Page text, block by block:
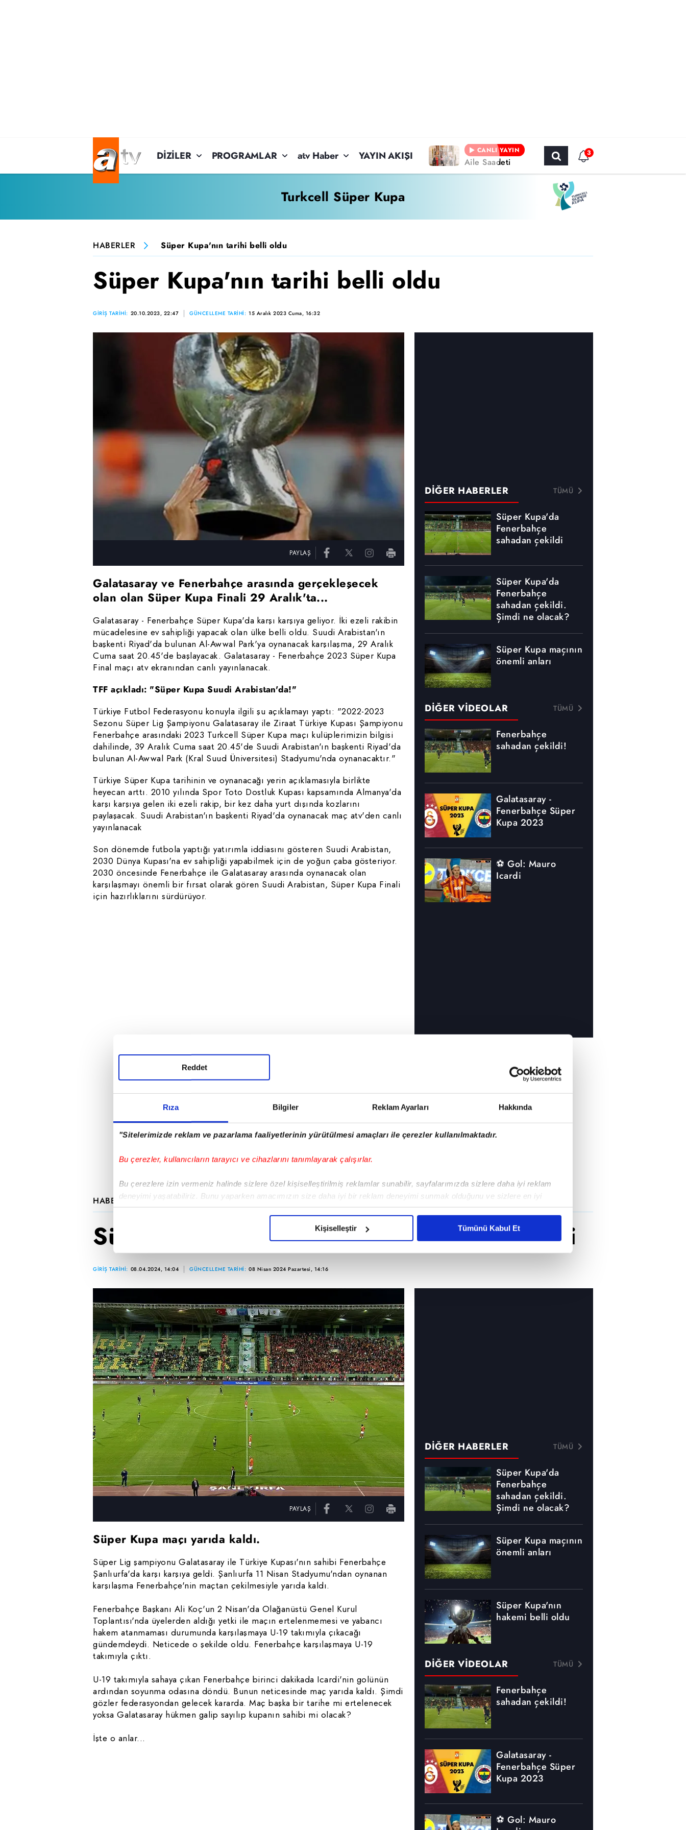
Rıza Bilgiler Reklam Ayarları Hakkında
"Sitelerimizde reklam ve pazarlama faaliyetlerinin yürütülmesi amaçları ile çerezler kullanılmaktadır.
Bu çerezler, kullanıcıların tarayıcı ve cihazlarını tanımlayarak çalışırlar.
Bu çerezlere izin vermeniz halinde sizlere özel kişiselleştirilmiş reklamlar sunabilir, sayfalarımızda sizlere daha iyi reklam
deneyimi yaşatabiliriz. Bunu yaparken amacımızın size daha iyi bir reklam deneyimi sunmak olduğunu ve sizlere en iyi
içerikleri sunabilmek adına elimizden gelen çabayı gösterdiğimizi ve bu noktada, reklamların maliyetlerimizi karşılamak
Sizlere daha iyi bir hizmet sunabilmek için İnternet Sitemizde kendimize ve üçüncü kişilere ait çerezler kullanılmaktadır. Bu
reklam/pazarlama faaliyetlerinin yapılması, amaçlarıyla sınırlı olarak açık rızanız dahilinde kullanılacaktır.
Çerezlere ilişkin tercihlerinizi aşağıda yer alan panel vasıtasıyla belirleyebilirsiniz. Çerezlere ilişkin detaylı bilgi için Ayarlar
butonuna tıklayabilir,Çerez Bilgilendirme Metnimiziziyaret edebilirsiniz.
6698 sayılı Kişisel Verilerin Korunması Kanunu uyarınca hazırlanmış Aydınlatma Metnimizi okumak ve sitemizde ilgili
mevzuata uygun olarak kullanılan çerezlerle ilgili bilgi almak için lütfentıklayınız
Reddet
Kişiselleştir Tümünü Kabul Et
DİZİLER PROGRAMLAR atv Haber YAYIN AKIŞI CANLI YAYIN
Aile Saadeti
3
Turkcell Süper Kupa
HABERLER Süper Kupa'nın tarihi belli oldu
Süper Kupa'nın tarihi belli oldu
GİRİŞ TARİHİ: 20.10.2023, 22:47 GÜNCELLEME TARİHİ: 15 Aralık 2023 Cuma, 16:32
PAYLAŞ
Galatasaray ve Fenerbahçe arasında gerçekleşecek
olan olan Süper Kupa Finali 29 Aralık'ta...
Galatasaray - Fenerbahçe Süper Kupa'da karşı karşıya geliyor. İki ezeli rakibin
mücadelesine ev sahipliği yapacak olan ülke belli oldu. Suudi Arabistan'ın
başkenti Riyad'da bulunan Al-Awwal Park'ya oynanacak karşılaşma, 29 Aralık
Cuma saat 20.45'de başlayacak. Galatasaray - Fenerbahçe 2023 Süper Kupa
Final maçı atv ekranından canlı yayınlanacak.
TFF açıkladı: "Süper Kupa Suudi Arabistan'da!"
Türkiye Futbol Federasyonu konuyla ilgili şu açıklamayı yaptı: "2022-2023
Sezonu Süper Lig Şampiyonu Galatasaray ile Ziraat Türkiye Kupası Şampiyonu
Fenerbahçe arasındaki 2023 Turkcell Süper Kupa maçı kulüplerimizin bilgisi
dahilinde, 39 Aralık Cuma saat 20.45'de Suudi Arabistan'ın başkenti Riyad'da
bulunan Al-Awwal Park (Kral Suud Üniversitesi) Stadyumu'nda oynanacaktır."
Türkiye Süper Kupa tarihinin ve oynanacağı yerin açıklamasıyla birlikte
heyecan arttı. 2010 yılında Spor Toto Dostluk Kupası kapsamında Almanya'da
karşı karşıya gelen iki ezeli rakip, bir kez daha yurt dışında kozlarını
paylaşacak. Suudi Arabistan'ın başkenti Riyad'da oynanacak maç atv'den canlı
yayınlanacak
Son dönemde futbola yaptığı yatırımla iddiasını gösteren Suudi Arabistan,
2030 Dünya Kupası'na ev sahipliği yapabilmek için de yoğun çaba gösteriyor.
2030 öncesinde Fenerbahçe ile Galatasaray arasında oynanacak olan
karşılaşmayı önemli bir fırsat olarak gören Suudi Arabistan, Süper Kupa Finali
için hazırlıklarını sürdürüyor.
DİĞER HABERLER TÜMÜ
Süper Kupa'da
Fenerbahçe
sahadan çekildi
Süper Kupa'da
Fenerbahçe
sahadan çekildi.
Şimdi ne olacak?
Süper Kupa maçının
önemli anları
DİĞER VİDEOLAR TÜMÜ
Fenerbahçe
sahadan çekildi!
Galatasaray -
Fenerbahçe Süper
Kupa 2023
⚽ Gol: Mauro
Icardi
HABERLER Süper Kupa'da Fenerbahçe sahadan çekildi
Süper Kupa'da Fenerbahçe sahadan çekildi
GİRİŞ TARİHİ: 08.04.2024, 14:04 GÜNCELLEME TARİHİ: 08 Nisan 2024 Pazartesi, 14:16
PAYLAŞ
Süper Kupa maçı yarıda kaldı.
Süper Lig şampiyonu Galatasaray ile Türkiye Kupası'nın sahibi Fenerbahçe
Şanlıurfa'da karşı karşıya geldi. Şanlıurfa 11 Nisan Stadyumu'ndan oynanan
karşılaşma Fenerbahçe'nin maçtan çekilmesiyle yarıda kaldı.
Fenerbahçe Başkanı Ali Koç'un 2 Nisan'da Olağanüstü Genel Kurul
Toplantısı'nda üyelerden aldığı yetki ile maçın ertelenmemesi ve yabancı
hakem atanmaması durumunda karşılaşmaya U-19 takımıyla çıkacağı
gündemdeydi. Neticede o şekilde oldu. Fenerbahçe karşılaşmaya U-19
takımıyla çıktı.
U-19 takımıyla sahaya çıkan Fenerbahçe birinci dakikada Icardi'nin golünün
ardından soyunma odasına döndü. Bunun neticesinde maç yarıda kaldı. Şimdi
gözler federasyondan gelecek kararda. Maç başka bir tarihe mi ertelenecek
yoksa Galatasaray hükmen galip sayılıp kupanın sahibi mi olacak?
İşte o anlar...
DİĞER HABERLER TÜMÜ
Süper Kupa'da
Fenerbahçe
sahadan çekildi.
Şimdi ne olacak?
Süper Kupa maçının
önemli anları
Süper Kupa'nın
hakemi belli oldu
DİĞER VİDEOLAR TÜMÜ
Fenerbahçe
sahadan çekildi!
Galatasaray -
Fenerbahçe Süper
Kupa 2023
⚽ Gol: Mauro